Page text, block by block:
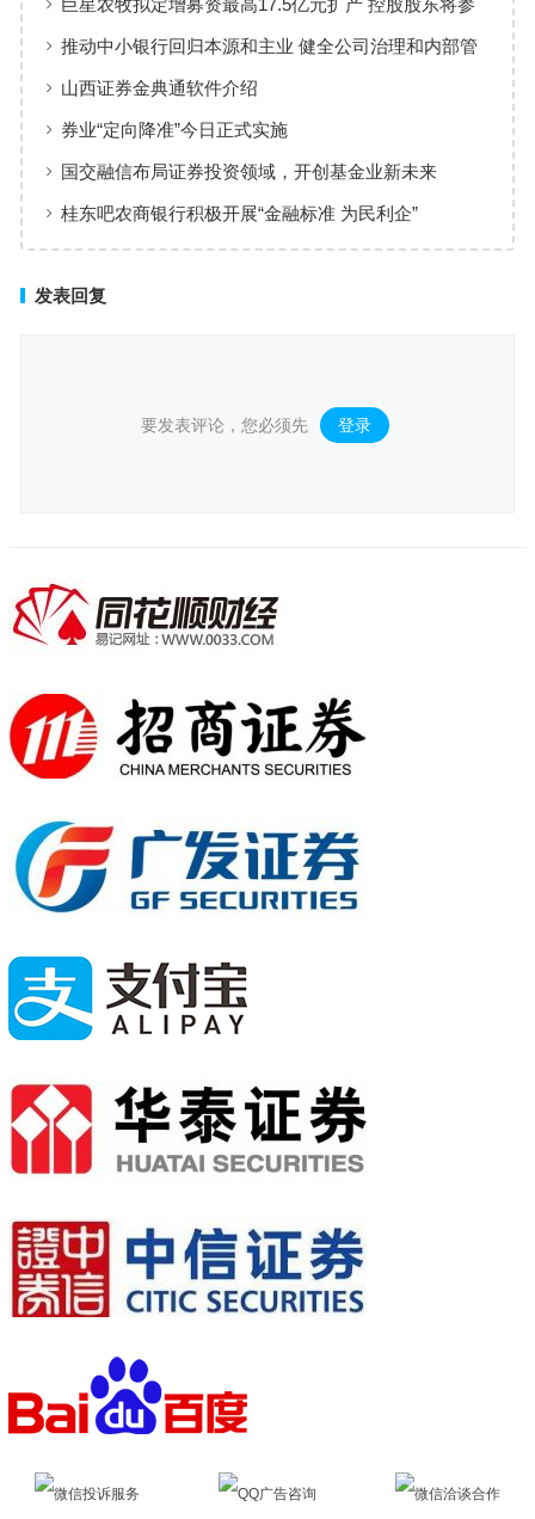
巨星农牧拟定增募资最高17.5亿元扩产 控股股东将参
与认购
推动中小银行回归本源和主业 健全公司治理和内部管
理
山西证券金典通软件介绍
券业“定向降准”今日正式实施
国交融信布局证券投资领域，开创基金业新未来
桂东吧农商银行积极开展“金融标准 为民利企”
发表回复
要发表评论，您必须先 登录 。
微信投诉服务 QQ广告咨询 微信洽谈合作